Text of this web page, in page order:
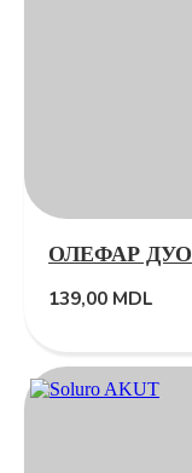
ОЛЕФАР ДУО
139,00 MDL